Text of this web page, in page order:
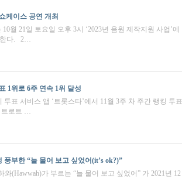
케이스 공연 개최
월 21일 토요일 오후 3시 ‘2023년 음원 제작지원 사업’에
한다. 2…
1위로 6주 연속 1위 달성
표 서비스 앱 ‘트롯스타’에서 11월 3주 차 주간 랭킹 투표
트로트 …
부한 “늘 물어 보고 싶었어(it’s ok?)”
(Hawwah)가 부르는 “늘 물어 보고 싶었어” 가 2021년 12